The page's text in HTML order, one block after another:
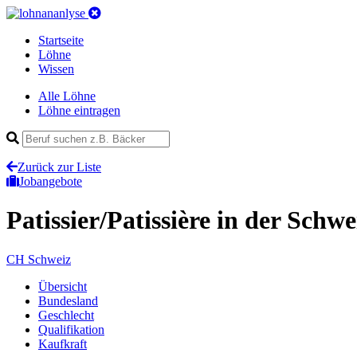
Startseite
Löhne
Wissen
Alle Löhne
Löhne eintragen
Zurück zur Liste
Jobangebote
Patissier/Patissière in der
CH Schweiz
Übersicht
Bundesland
Geschlecht
Qualifikation
Kaufkraft